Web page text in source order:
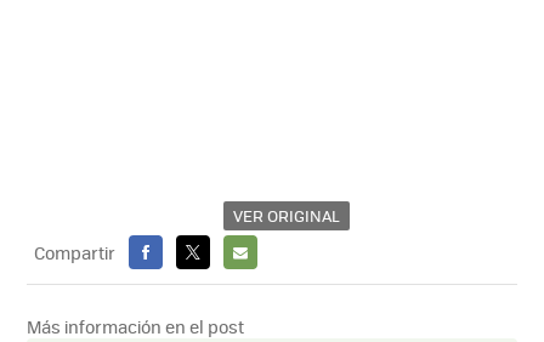
VER ORIGINAL
Compartir
FACEBOOK
X
E-
MAIL
Más información en el post